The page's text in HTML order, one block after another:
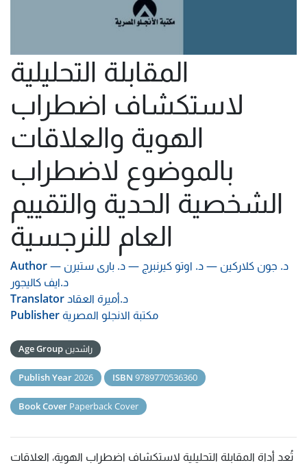
المقابلة التحليلية
لاستكشاف اضطراب
الهوية والعلاقات
بالموضوع لاضطراب
الشخصية الحدية والتقييم
العام للنرجسية
Author د. جون كلاركين —د. اوتو كيرنبرج —د. بارى ستيرن —
د.ايف كاليجور
Translatorد.أميرة العقاد
Publisher مكتبة الانجلو المصرية
Age Groupراشدين
Publish Year2026 ISBN 9789770536360
Book Cover Paperback Cover
تُعد أداة المقابلة التحليلية لاستكشاف اضطراب الهوية، العلاقات